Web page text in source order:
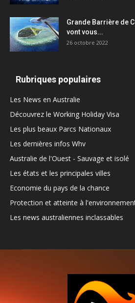
Grande Barrière de
vont vous...
26 octobre 2022
Rubriques populaires
Les News en Australie
Découvrez le Working Holiday Visa
Les plus beaux Parcs Nationaux
Les dernières infos Whv
Australie de l'Ouest - Sauvage et isolé
Les états et les principales villes
Economie du pays de la chance
Protection et atteinte à
Les news australiennes inclassables